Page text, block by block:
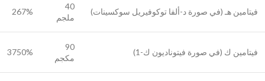
فيتامين هـ (في صورة د-ألفا توكوفيريل سوكسينات)
40
ملجم
267%
فيتامين ك (في صورة فيتوناديون ك-1)
90
مكجم
3750%